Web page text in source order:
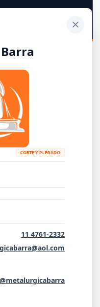
y Siderúrgicas
CORTE Y PLEGADO
11 4761-2332
@metalurgicabarra